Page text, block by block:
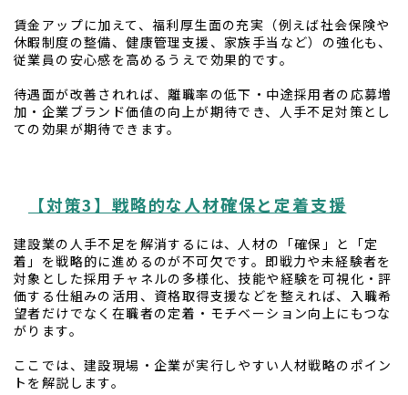
賃金アップに加えて、福利厚生面の充実（例えば社会保険や
休暇制度の整備、健康管理支援、家族手当など）の強化も、
従業員の安心感を高めるうえで効果的です。
待遇面が改善されれば、離職率の低下・中途採用者の応募増
加・企業ブランド価値の向上が期待でき、人手不足対策とし
ての効果が期待できます。
【対策3】戦略的な人材確保と定着支援
建設業の人手不足を解消するには、人材の「確保」と「定
着」を戦略的に進めるのが不可欠です。即戦力や未経験者を
対象とした採用チャネルの多様化、技能や経験を可視化・評
価する仕組みの活用、資格取得支援などを整えれば、入職希
望者だけでなく在職者の定着・モチベーション向上にもつな
がります。
ここでは、建設現場・企業が実行しやすい人材戦略のポイン
トを解説します。